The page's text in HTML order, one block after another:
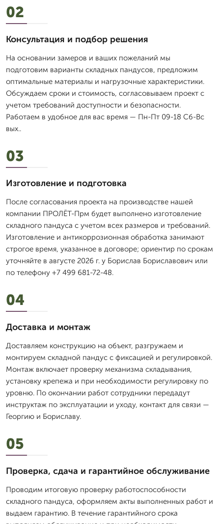
02
Консультация и подбор решения
На основании замеров и ваших пожеланий мы
подготовим варианты складных пандусов, предложим
оптимальные материалы и нагрузочные характеристики.
Обсуждаем сроки и стоимость, согласовываем проект с
учетом требований доступности и безопасности.
Работаем в удобное для вас время — Пн-Пт 09-18 Сб-Вс
вых..
03
Изготовление и подготовка
После согласования проекта на производстве нашей
компании ПРОЛЁТ-Прм будет выполнено изготовление
складного пандуса с учетом всех размеров и требований.
Изготовление и антикоррозионная обработка занимают
строгое время, указанное в договоре; ориентир по срокам
уточняйте в августе 2026 г. у Борислав Бориславович или
по телефону +7 499 681-72-48.
04
Доставка и монтаж
Доставляем конструкцию на объект, разгружаем и
монтируем складной пандус с фиксацией и регулировкой.
Монтаж включает проверку механизма складывания,
установку крепежа и при необходимости регулировку по
уровню. По окончании работ сотрудники передадут
инструктаж по эксплуатации и уходу, контакт для связи —
Георгию и Бориславу.
05
Проверка, сдача и гарантийное обслуживание
Проводим итоговую проверку работоспособности
складного пандуса, оформляем акты выполненных работ и
выдаем гарантию. В течение гарантийного срока